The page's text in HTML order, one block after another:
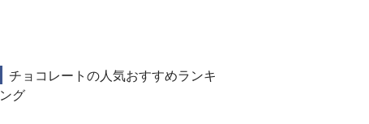
チョコレートの人気おすすめランキ
ング